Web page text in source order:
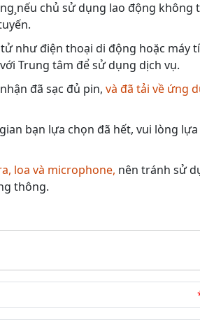
chủ sử dụng lao động không
như điện thoại di động hoặc máy
Trung tâm để sử dụng dịch vụ.
đã sạc đủ pin, và đã tải về ứng
bạn lựa chọn đã hết, vui lòng
loa và microphone, nên tránh sử
thông.